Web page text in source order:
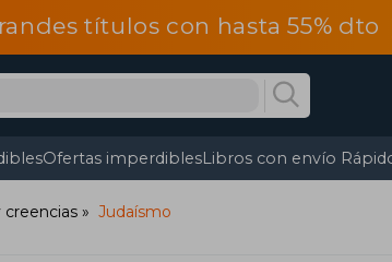
títulos con hasta 55% dto
Ofertas imperdiblesLibros con envío
creencias Judaísmo